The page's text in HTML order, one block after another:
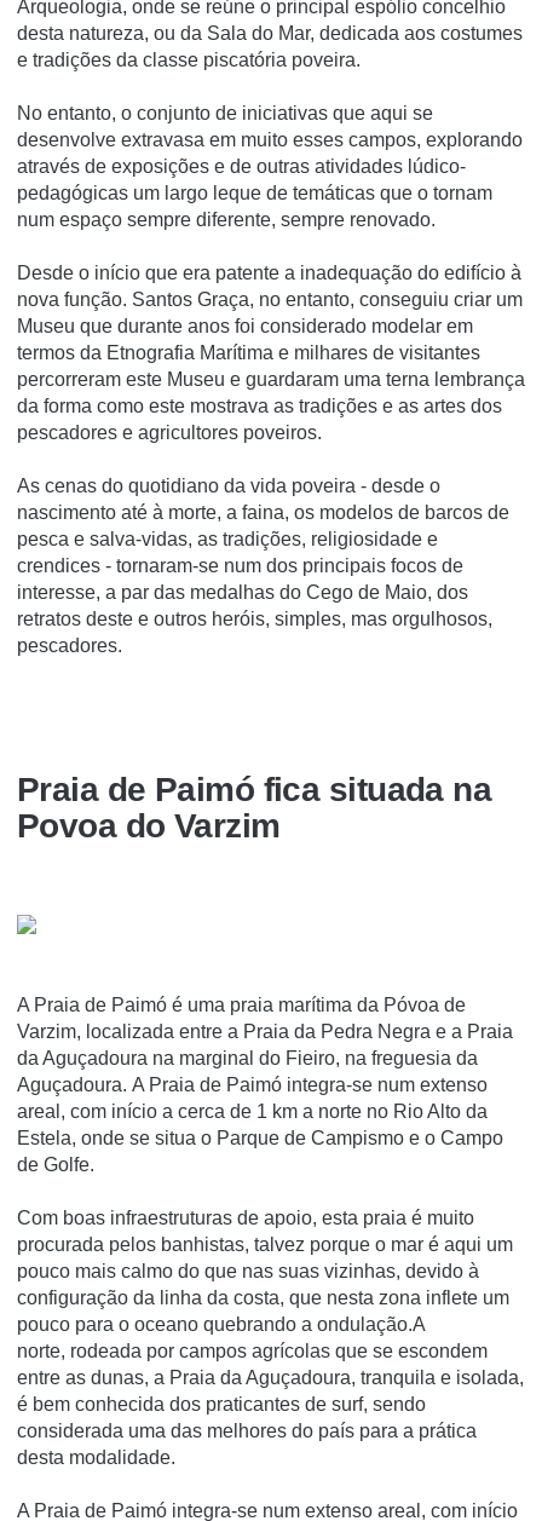
Arqueologia, onde se reúne o principal espólio concelhio
desta natureza, ou da Sala do Mar, dedicada aos costumes
e tradições da classe piscatória poveira.
No entanto, o conjunto de iniciativas que aqui se
desenvolve extravasa em muito esses campos, explorando
através de exposições e de outras atividades lúdico-
pedagógicas um largo leque de temáticas que o tornam
num espaço sempre diferente, sempre renovado.
Desde o início que era patente a inadequação do edifício à
nova função. Santos Graça, no entanto, conseguiu criar um
Museu que durante anos foi considerado modelar em
termos da Etnografia Marítima e milhares de visitantes
percorreram este Museu e guardaram uma terna lembrança
da forma como este mostrava as tradições e as artes dos
pescadores e agricultores poveiros.
As cenas do quotidiano da vida poveira - desde o
nascimento até à morte, a faina, os modelos de barcos de
pesca e salva-vidas, as tradições, religiosidade e
crendices - tornaram-se num dos principais focos de
interesse, a par das medalhas do Cego de Maio, dos
retratos deste e outros heróis, simples, mas orgulhosos,
pescadores.
Praia de Paimó fica situada na
Povoa do Varzim
A Praia de Paimó é uma praia marí­tima da Póvoa de
Varzim, localizada entre a Praia da Pedra Negra e a Praia
da Aguçadoura na marginal do Fieiro, na freguesia da
Aguçadoura. A Praia de Paimó integra-se num extenso
areal, com início a cerca de 1 km a norte no Rio Alto da
Estela, onde se situa o Parque de Campismo e o Campo
de Golfe.
Com boas infraestruturas de apoio, esta praia é muito
procurada pelos banhistas, talvez porque o mar é aqui um
pouco mais calmo do que nas suas vizinhas, devido à
configuração da linha da costa, que nesta zona inflete um
pouco para o oceano quebrando a ondulação.A
norte, rodeada por campos agrícolas que se escondem
entre as dunas, a Praia da Aguçadoura, tranquila e isolada,
é bem conhecida dos praticantes de surf, sendo
considerada uma das melhores do país para a prática
desta modalidade.
A Praia de Paimó integra-se num extenso areal, com início